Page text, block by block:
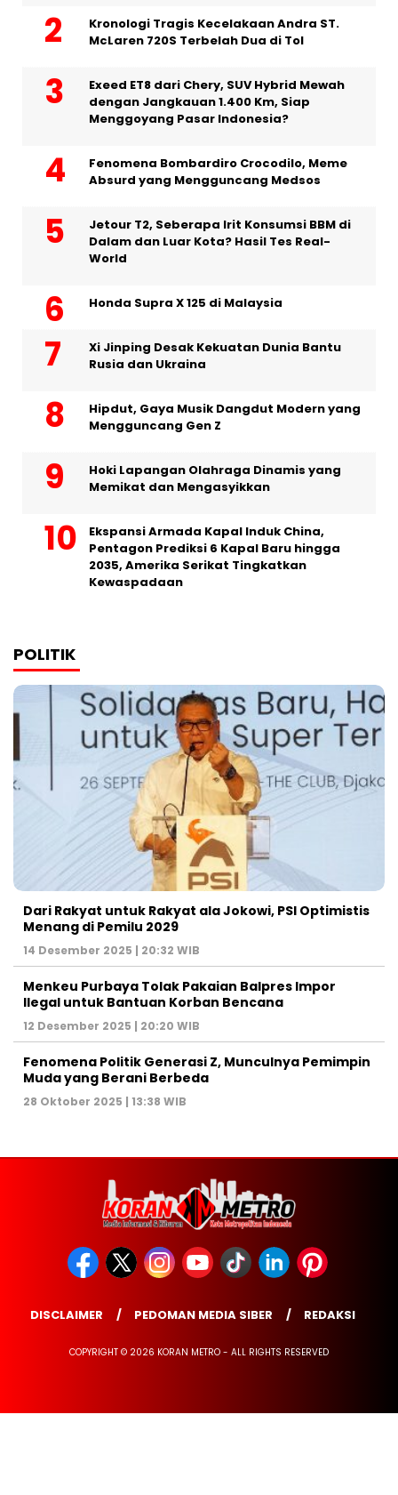
Kronologi Tragis Kecelakaan Andra ST.
McLaren 720S Terbelah Dua di Tol
Exeed ET8 dari Chery, SUV Hybrid Mewah
dengan Jangkauan 1.400 Km, Siap
Menggoyang Pasar Indonesia?
Fenomena Bombardiro Crocodilo, Meme
Absurd yang Mengguncang Medsos
Jetour T2, Seberapa Irit Konsumsi BBM di
Dalam dan Luar Kota? Hasil Tes Real-
World
Honda Supra X 125 di Malaysia
Xi Jinping Desak Kekuatan Dunia Bantu
Rusia dan Ukraina
Hipdut, Gaya Musik Dangdut Modern yang
Mengguncang Gen Z
Hoki Lapangan Olahraga Dinamis yang
Memikat dan Mengasyikkan
Ekspansi Armada Kapal Induk China,
Pentagon Prediksi 6 Kapal Baru hingga
2035, Amerika Serikat Tingkatkan
Kewaspadaan
POLITIK
Dari Rakyat untuk Rakyat ala Jokowi, PSI Optimistis
Menang di Pemilu 2029
14 Desember 2025 | 20:32 WIB
Menkeu Purbaya Tolak Pakaian Balpres Impor
Ilegal untuk Bantuan Korban Bencana
12 Desember 2025 | 20:20 WIB
Fenomena Politik Generasi Z, Munculnya Pemimpin
Muda yang Berani Berbeda
28 Oktober 2025 | 13:38 WIB
DISCLAIMER PEDOMAN MEDIA SIBER REDAKSI
COPYRIGHT © 2026 KORAN METRO - ALL RIGHTS RESERVED